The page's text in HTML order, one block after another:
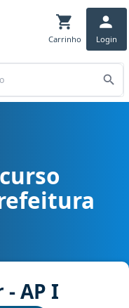
Carrinho Login
Municipal cargo
AP I